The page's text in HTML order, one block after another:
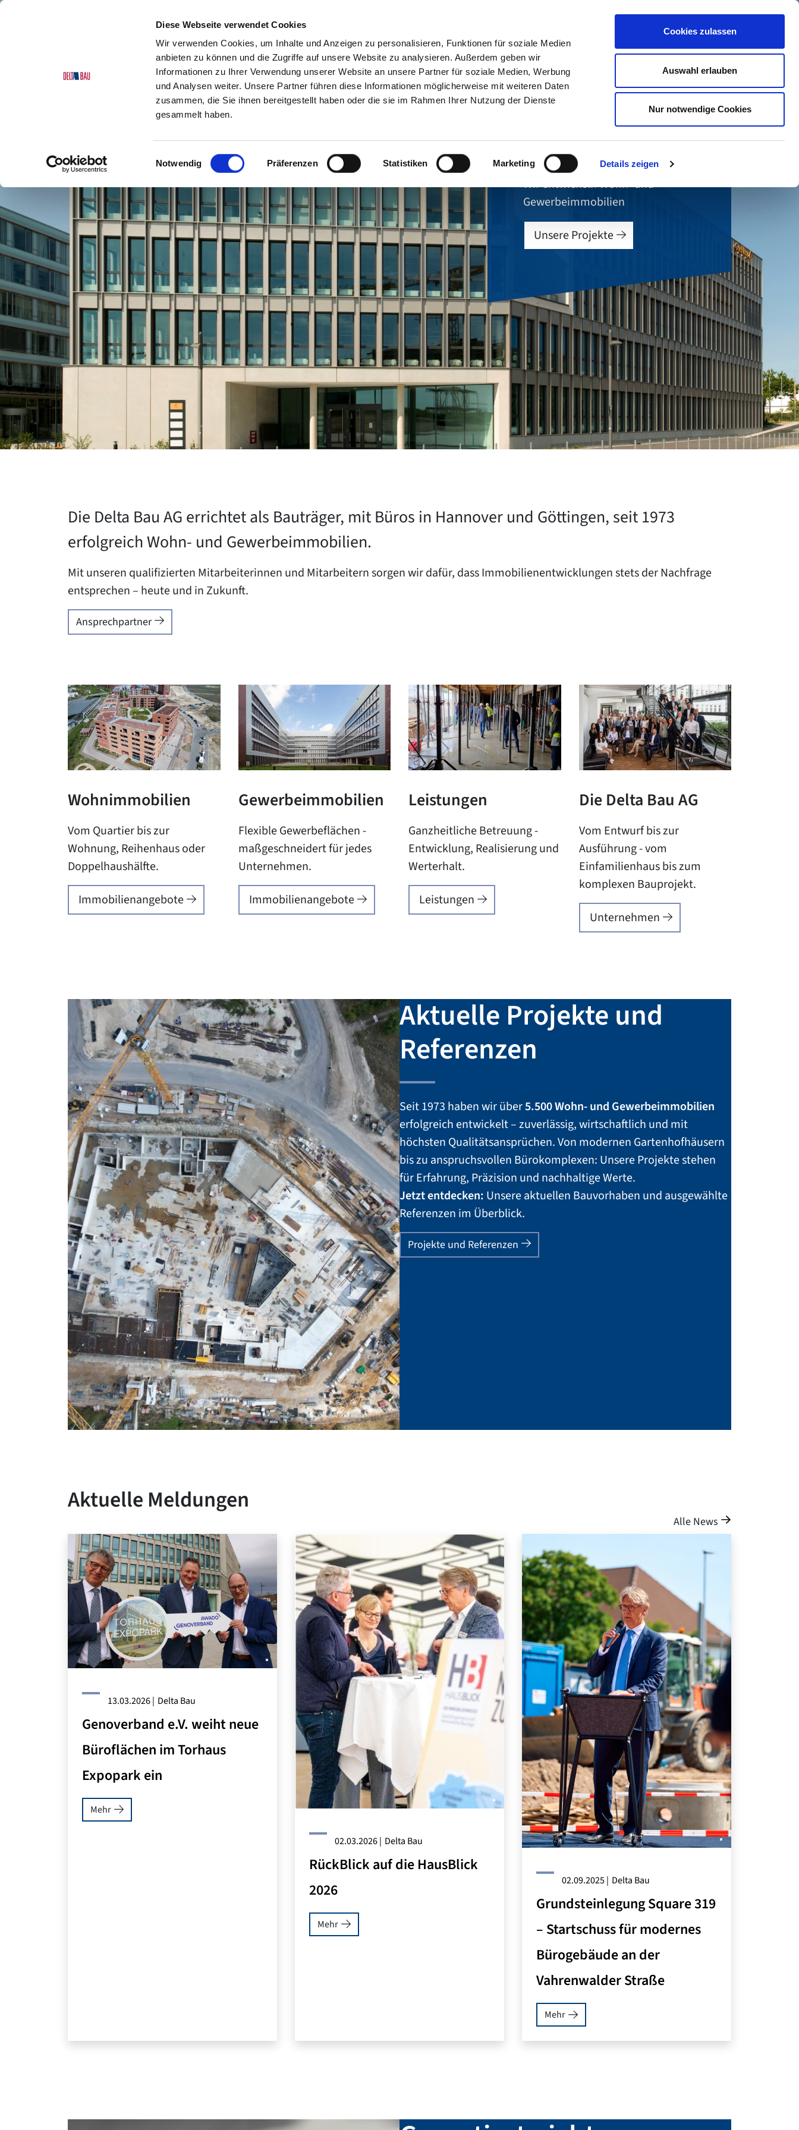
Diese Webseite verwendet Cookies
Wir verwenden Cookies, um Inhalte und Anzeigen zu personalisieren, Funktionen für soziale Medien
anbieten zu können und die Zugriffe auf unsere Website zu analysieren. Außerdem geben wir
Informationen zu Ihrer Verwendung unserer Website an unsere Partner für soziale Medien, Werbung
und Analysen weiter. Unsere Partner führen diese Informationen möglicherweise mit weiteren Daten
zusammen, die Sie ihnen bereitgestellt haben oder die sie im Rahmen Ihrer Nutzung der Dienste
gesammelt haben.
Einwilligungsauswahl
Notwendig Präferenzen Statistiken Marketing Details zeigen
Cookies zulassen
Auswahl erlauben
Nur notwendige Cookies
Suchen
Menü
Erfahrung seit
1973
Wir entwickeln Wohn- und
Gewerbeimmobilien
Unsere Projekte
Die Delta Bau AG errichtet als Bauträger, mit Büros in Hannover und Göttingen, seit 1973
erfolgreich Wohn- und Gewerbeimmobilien.
Mit unseren qualifizierten Mitarbeiterinnen und Mitarbeitern sorgen wir dafür, dass Immobilienentwicklungen stets der Nachfrage
entsprechen – heute und in Zukunft.
Ansprechpartner
Wohnimmobilien
Vom Quartier bis zur
Wohnung, Reihenhaus oder
Doppelhaushälfte.
Immobilienangebote
Gewerbeimmobilien
Flexible Gewerbeflächen -
maßgeschneidert für jedes
Unternehmen.
Immobilienangebote
Leistungen
Ganzheitliche Betreuung -
Entwicklung, Realisierung und
Werterhalt.
Leistungen
Die Delta Bau AG
Vom Entwurf bis zur
Ausführung - vom
Einfamilienhaus bis zum
komplexen Bauprojekt.
Unternehmen
Aktuelle Projekte und
Referenzen
Seit 1973 haben wir über5.500 Wohn- und Gewerbeimmobilien
erfolgreich entwickelt – zuverlässig, wirtschaftlich und mit
höchsten Qualitätsansprüchen. Von modernen Gartenhofhäusern
bis zu anspruchsvollen Bürokomplexen: Unsere Projekte stehen
für Erfahrung, Präzision und nachhaltige Werte.
Jetzt entdecken: Unsere aktuellen Bauvorhaben und ausgewählte
Referenzen im Überblick.
Projekte und Referenzen
Aktuelle Meldungen
Alle News
13.03.2026| Delta Bau
Genoverband e.V. weiht neue
Büroflächen im Torhaus
Expopark ein
Mehr
02.03.2026| Delta Bau
RückBlick auf die HausBlick
2026
Mehr
02.09.2025| Delta Bau
Grundsteinlegung Square 319
– Startschuss für modernes
Bürogebäude an der
Vahrenwalder Straße
Mehr